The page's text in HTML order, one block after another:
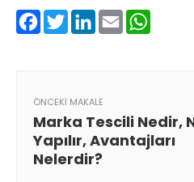
Facebook
Twitter
LinkedIn
Email
ÖNCEKI MAKALE
Marka Tescili Nedir,
Yapılır, Avantajları
Nelerdir?